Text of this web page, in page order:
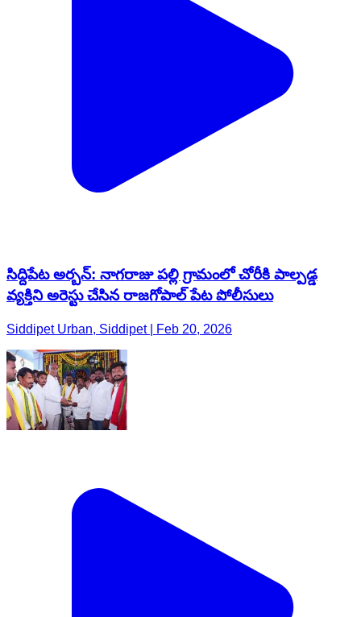
సిద్దిపేట అర్బన్: నాగరాజు పల్లి గ్రామంలో చోరీకి పాల్పడ్డ
వ్యక్తిని అరెస్టు చేసిన రాజగోపాల్ పేట పోలీసులు
Siddipet Urban, Siddipet | Feb 20, 2026